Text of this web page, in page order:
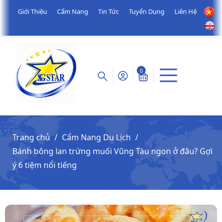
Giới Thiệu Cẩm Nang Tin Tức Tuyển Dụng Liên Hệ
0
Trang chủ
Cẩm Nang Du Lịch
Bánh bông lan trứng muối Vũng Tàu ngon ở đâu? Gợi
ý 6 tiệm nổi tiếng